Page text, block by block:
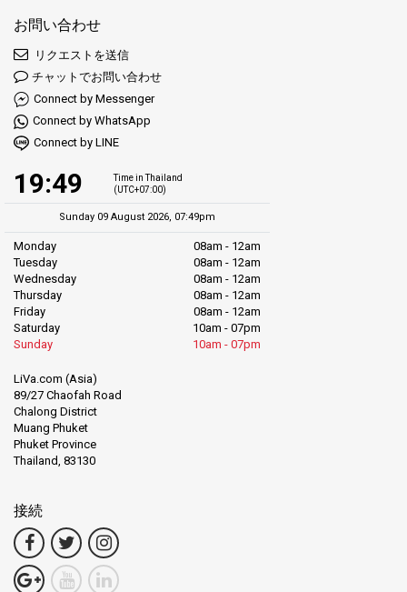
お問い合わせ
リクエストを送信
チャットでお問い合わせ
Connect by Messenger
Connect by WhatsApp
Connect by LINE
19:49
Time in Thailand
(UTC+07:00)
Sunday 09 August 2026, 07:49pm
Monday
08am - 12am
Tuesday
08am - 12am
Wednesday
08am - 12am
Thursday
08am - 12am
Friday
08am - 12am
Saturday
10am - 07pm
Sunday
10am - 07pm
LiVa.com (Asia)
89/27 Chaofah Road
Chalong District
Muang Phuket
Phuket Province
Thailand, 83130
接続